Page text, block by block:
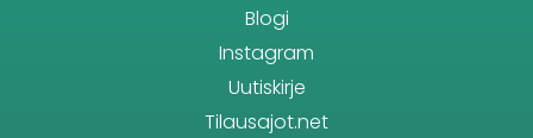
Blogi
Instagram
Uutiskirje
Tilausajot.net